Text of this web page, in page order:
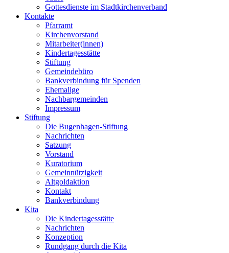
Gottesdienste im Stadtkirchenverband
Kontakte
Pfarramt
Kirchenvorstand
Mitarbeiter(innen)
Kindertagesstätte
Stiftung
Gemeindebüro
Bankverbindung für Spenden
Ehemalige
Nachbargemeinden
Impressum
Stiftung
Die Bugenhagen-Stiftung
Nachrichten
Satzung
Vorstand
Kuratorium
Gemeinnützigkeit
Altgoldaktion
Kontakt
Bankverbindung
Kita
Die Kindertagesstätte
Nachrichten
Konzeption
Rundgang durch die Kita